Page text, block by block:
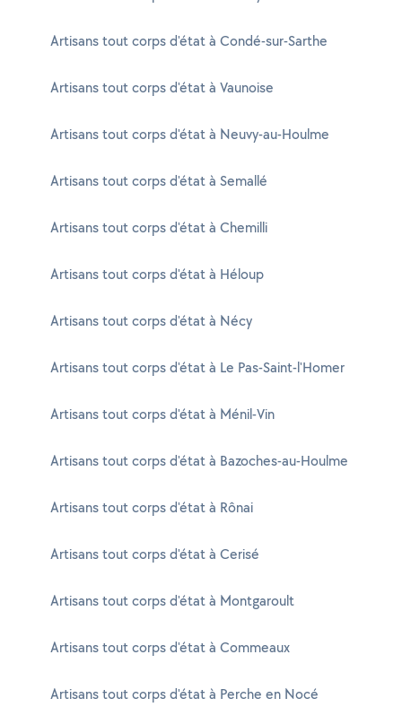
Artisans tout corps d'état à Condé-sur-Sarthe
Artisans tout corps d'état à Vaunoise
Artisans tout corps d'état à Neuvy-au-Houlme
Artisans tout corps d'état à Semallé
Artisans tout corps d'état à Chemilli
Artisans tout corps d'état à Héloup
Artisans tout corps d'état à Nécy
Artisans tout corps d'état à Le Pas-Saint-l'Homer
Artisans tout corps d'état à Ménil-Vin
Artisans tout corps d'état à Bazoches-au-Houlme
Artisans tout corps d'état à Rônai
Artisans tout corps d'état à Cerisé
Artisans tout corps d'état à Montgaroult
Artisans tout corps d'état à Commeaux
Artisans tout corps d'état à Perche en Nocé